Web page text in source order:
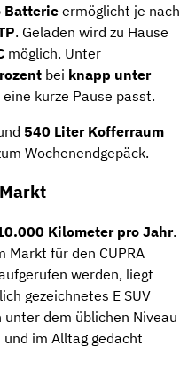
Batterie ermöglicht je nach
. Geladen wird zu Hause
möglich. Unter
bei knapp unter
kurze Pause passt.
540 Liter Kofferraum
Wochenendgepäck.
Kilometer pro Jahr.
Markt für den CUPRA
werden, liegt
gezeichnetes E SUV
dem üblichen Niveau
im Alltag gedacht